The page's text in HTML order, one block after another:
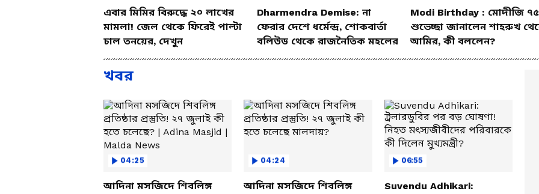
এবার মিমির বিরুদ্ধে ২০ লাখের
মামলা! জেল থেকে ফিরেই পাল্টা
চাল তনয়ের, দেখুন
Dharmendra Demise: না
ফেরার দেশে ধর্মেন্দ্র, শোকবার্তা
বলিউড থেকে রাজনৈতিক মহলের
Modi Birthday : মোদীজি
শুভেচ্ছা জানালেন শাহরুখ
আমির, কী বললেন?
খবর
04:25
আদিনা মসজিদে শিবলিঙ্গ
04:24
আদিনা মসজিদে শিবলিঙ্গ
06:55
Suvendu Adhikari: